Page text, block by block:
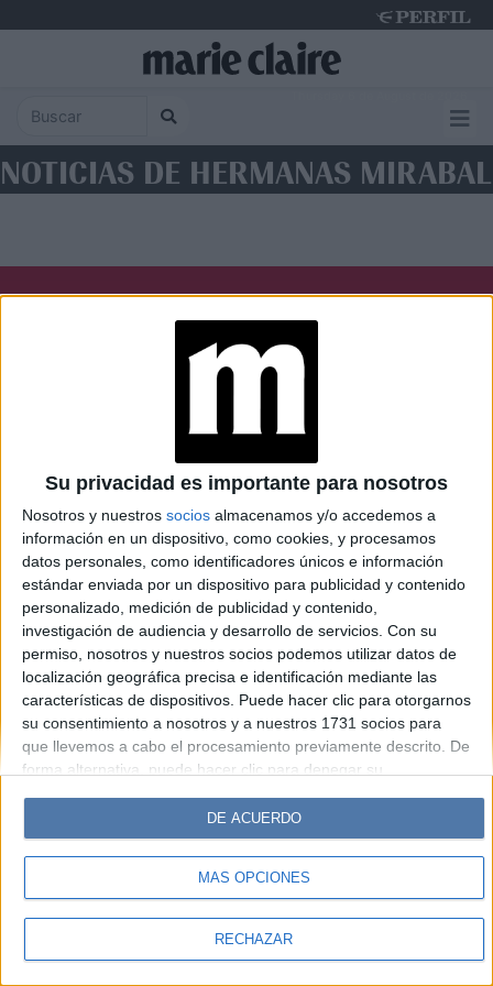
Su privacidad es importante para nosotros
Nosotros y nuestros socios almacenamos y/o accedemos a
información en un dispositivo, como cookies, y procesamos
datos personales, como identificadores únicos e información
estándar enviada por un dispositivo para publicidad y contenido
personalizado, medición de publicidad y contenido,
investigación de audiencia y desarrollo de servicios. Con su
permiso, nosotros y nuestros socios podemos utilizar datos de
localización geográfica precisa e identificación mediante las
características de dispositivos. Puede hacer clic para otorgarnos
su consentimiento a nosotros y a nuestros 1731 socios para
que llevemos a cabo el procesamiento previamente descrito. De
forma alternativa, puede hacer clic para denegar su
cambiar sus preferencias antes de otorgar su consentimiento.
Tenga en cuenta que algún procesamiento de sus datos
personales puede no requerir de su consentimiento, pero usted
tiene el derecho de rechazar tal procesamiento. Sus
sus preferencias o retirar su consentimiento en cualquier
MÁS OPCIONES
RECHAZAR
DE ACUERDO
NOTICIAS DE HERMANAS MIRABAL
Caras Noticias
Weekend Parabrisas
Look
Luz Mía Lunateen Break BATimes
© Perfil.com 2006-2019 - Todos los derechos reservados
Registro de Propiedad Intelectual: Nro. 5346433